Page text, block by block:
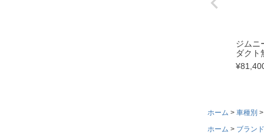
ジムニ
ダクト
¥
ホーム
車種別
ホーム
ブラン